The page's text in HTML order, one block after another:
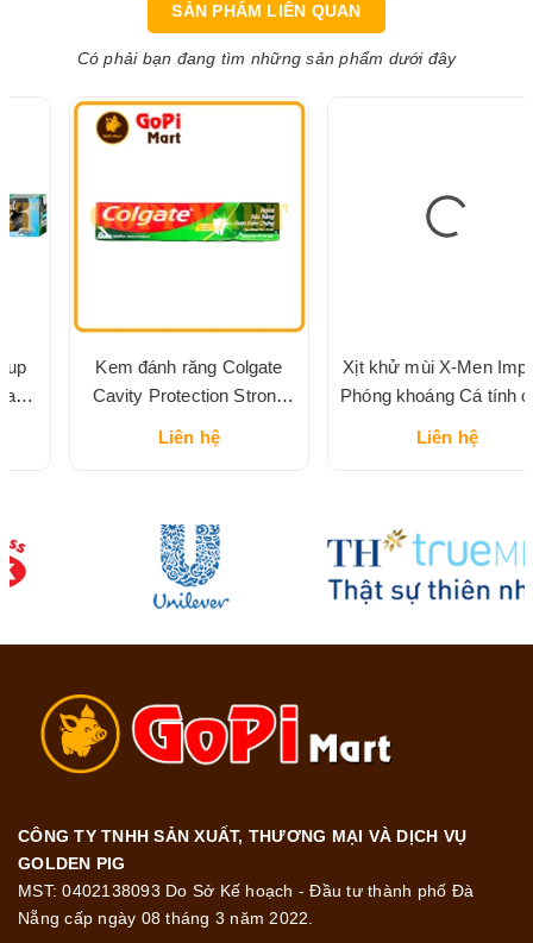
SẢN PHẨM LIÊN QUAN
Có phải bạn đang tìm những sản phẩm dưới đây
Kem đánh răng Colgate
Cavity Protection Strong
Liên hệ
Xịt khử mùi X-Men Impact
Phóng khoáng Cá tính chai
Liên hệ
CÔNG TY TNHH SẢN XUẤT, THƯƠNG MẠI VÀ DỊCH VỤ
GOLDEN PIG
MST: 0402138093 Do Sở Kế hoạch - Đầu tư thành phố Đà
Nẵng cấp ngày 08 tháng 3 năm 2022.